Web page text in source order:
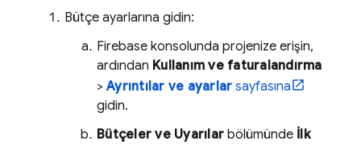
Bütçe ayarlarına gidin:
Firebase konsolunda projenize erişin,
ardından Kullanım ve faturalandırma
>Ayrıntılar ve ayarlar sayfasına
gidin.
Bütçeler ve Uyarılar bölümünde İlk